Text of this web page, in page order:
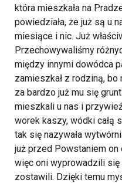
która mieszkała na
powiedziała, że już są u
miesiące i nic. Już
Przechowywaliśmy
między innymi dowódca
zamieszkał z rodziną, bo
za bardzo już mu się
mieszkali u nas i
worek kaszy, wódki całą
tak się nazywała
już przed Powstaniem on
więc oni wyprowadzili
zostawili. Dzięki temu